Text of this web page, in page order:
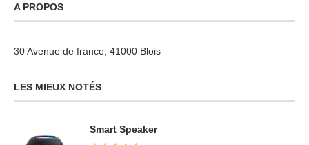
A PROPOS
30 Avenue de france, 41000 Blois
LES MIEUX NOTÉS
Smart Speaker